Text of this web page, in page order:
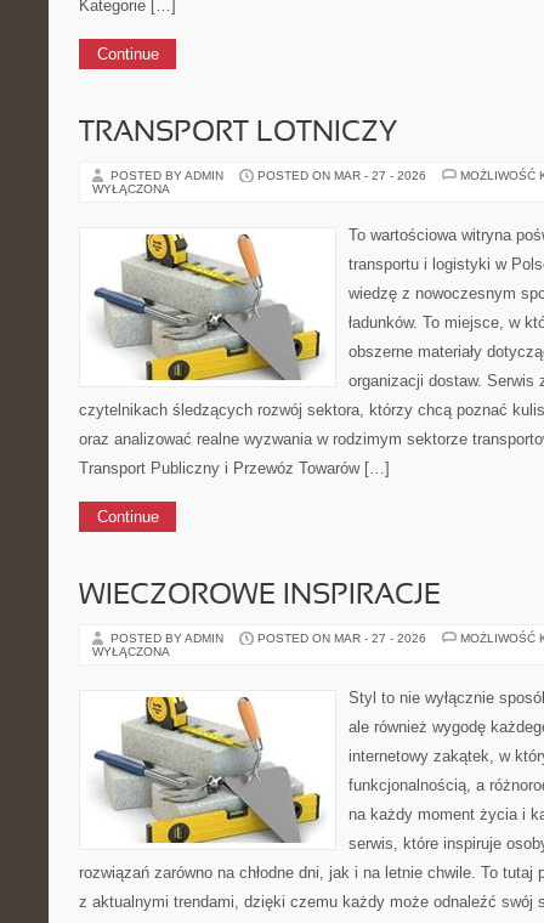
Kategorie […]
Continue
TRANSPORT LOTNICZY
POSTED BY ADMIN POSTED ON MAR - 27 - 2026
MOŻLIWOŚĆ
WYŁĄCZONA
To wartościowa witryna
transportu i logistyki w
wiedzę z nowoczesnym
ładunków. To miejsce, w
obszerne materiały
organizacji dostaw. Serwis
czytelnikach śledzących rozwój sektora, którzy chcą poznać
oraz analizować realne wyzwania w rodzimym sektorze
Transport Publiczny i Przewóz Towarów […]
Continue
WIECZOROWE INSPIRACJE
POSTED BY ADMIN POSTED ON MAR - 27 - 2026
MOŻLIWOŚĆ
WYŁĄCZONA
Styl to nie wyłącznie
ale również wygodę
internetowy zakątek, w
funkcjonalnością, a
na każdy moment życia i
serwis, które inspiruje
rozwiązań zarówno na chłodne dni, jak i na letnie chwile. To tutaj
z aktualnymi trendami, dzięki czemu każdy może odnaleźć